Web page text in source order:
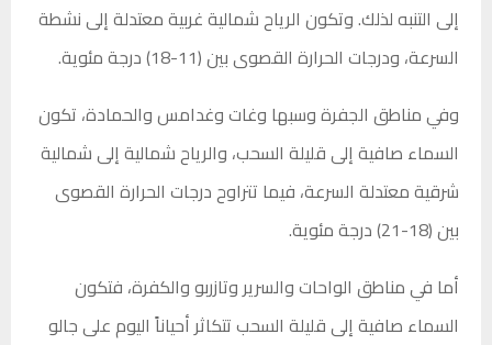
إلى التنبه لذلك. وتكون الرياح شمالية غربية معتدلة إلى نشطة
السرعة، ودرجات الحرارة القصوى بين (11-18) درجة مئوية.
وفي مناطق الجفرة وسبها وغات وغدامس والحمادة، تكون
السماء صافية إلى قليلة السحب، والرياح شمالية إلى شمالية
شرقية معتدلة السرعة، فيما تتراوح درجات الحرارة القصوى
بين (18-21) درجة مئوية.
أما في مناطق الواحات والسرير وتازربو والكفرة، فتكون
السماء صافية إلى قليلة السحب تتكاثر أحياناً اليوم على جالو